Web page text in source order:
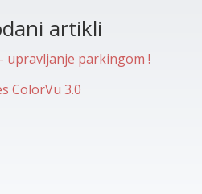
artikli
upravljanje parkingom !
ColorVu 3.0